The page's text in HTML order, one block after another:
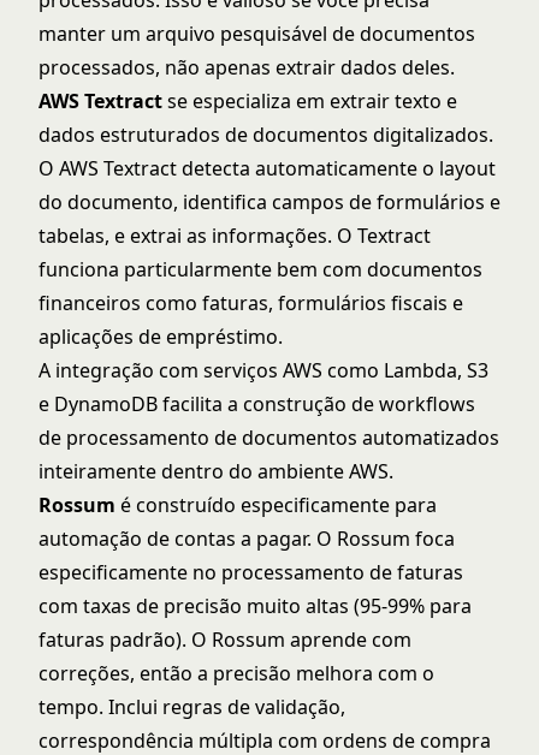
manter um arquivo pesquisável de documentos
processados, não apenas extrair dados deles.
AWS Textractse especializa em extrair texto e
dados estruturados de documentos digitalizados.
O AWS Textractdetecta automaticamente o layout
do documento, identifica campos de formulários e
tabelas, e extrai as informações. O Textract
funciona particularmente bem com documentos
financeiros como faturas, formulários fiscais e
aplicações de empréstimo.
A integração com serviços AWS como Lambda, S3
e DynamoDB facilita a construção de workflows
de processamento de documentos automatizados
inteiramente dentro do ambiente AWS.
Rossum é construído especificamente para
automação de contas a pagar. O Rossum foca
especificamente no processamento de faturas
com taxas de precisão muito altas (95-99% para
faturas padrão). O Rossum aprende com
correções, então a precisão melhora com o
tempo. Inclui regras de validação,
correspondência múltipla com ordens de compra